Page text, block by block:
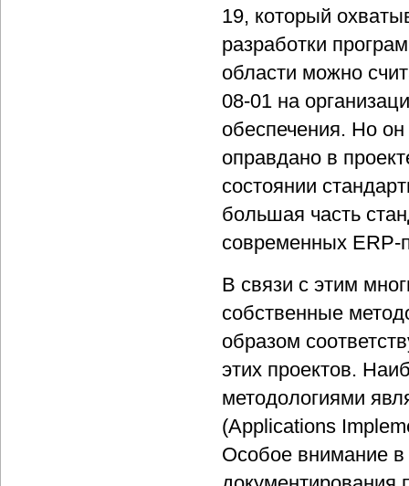
19, который
разработки
области можно
08-01 на
обеспечения. Но
оправдано в
состоянии
большая часть
современных ERP-
В связи с этим
собственные
образом
этих проектов.
методологиями
(Applications
Особое внимание в